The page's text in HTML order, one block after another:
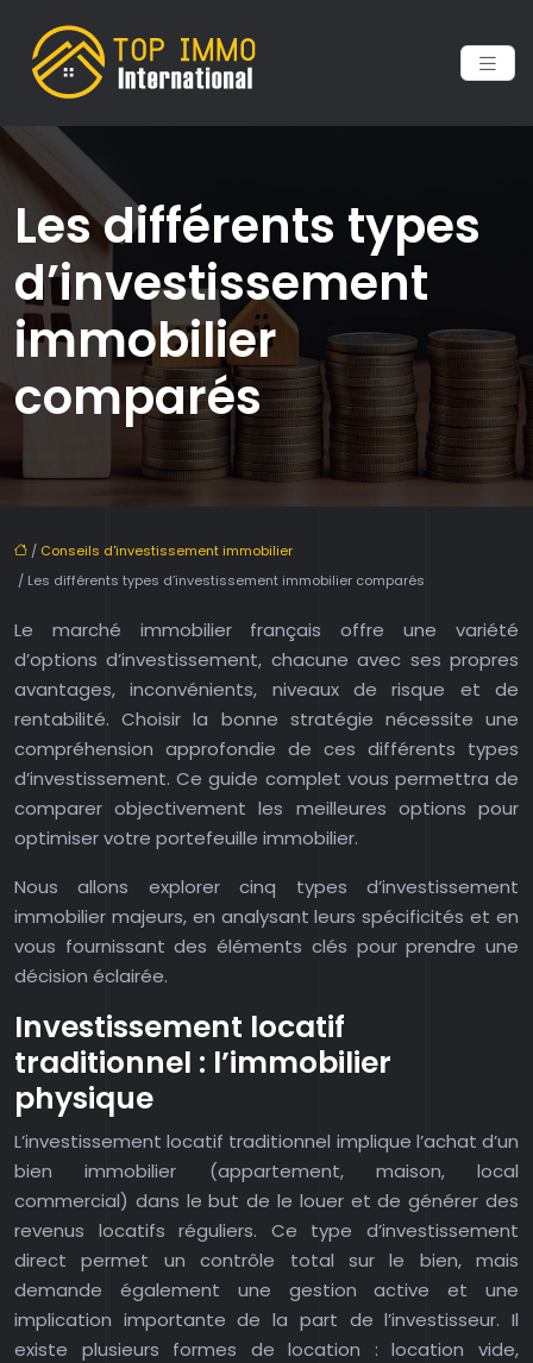
Les différents types
d’investissement
immobilier
comparés
/ Conseils d'investissement immobilier
/ Les différents types d’investissement immobilier comparés
Le marché immobilier français offre une variété
d’options d’investissement, chacune avec ses propres
avantages, inconvénients, niveaux de risque et de
rentabilité. Choisir la bonne stratégie nécessite une
compréhension approfondie de ces différents types
d’investissement. Ce guide complet vous permettra de
comparer objectivement les meilleures options pour
optimiser votre portefeuille immobilier.
Nous allons explorer cinq types d’investissement
immobilier majeurs, en analysant leurs spécificités et en
vous fournissant des éléments clés pour prendre une
décision éclairée.
Investissement locatif
traditionnel : l’immobilier
physique
L’investissement locatif traditionnel implique l’achat d’un
bien immobilier (appartement, maison, local
commercial) dans le but de le louer et de générer des
revenus locatifs réguliers. Ce type d’investissement
direct permet un contrôle total sur le bien, mais
demande également une gestion active et une
implication importante de la part de l’investisseur. Il
existe plusieurs formes de location : location vide,